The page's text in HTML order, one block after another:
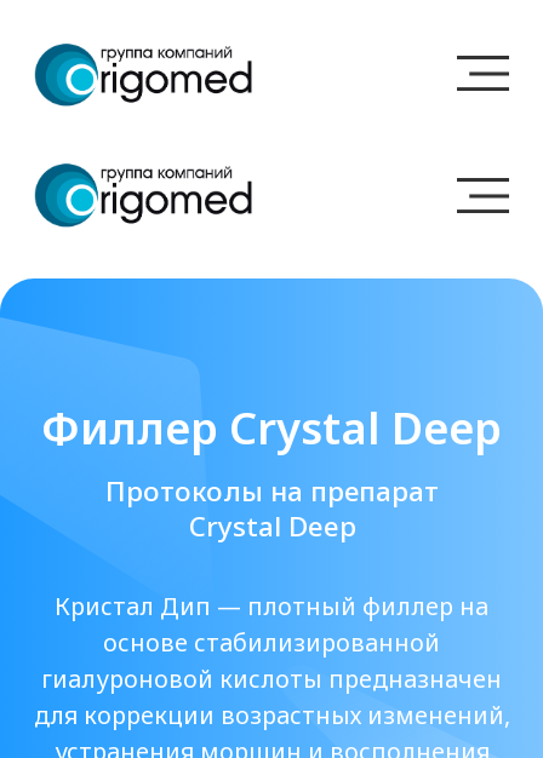
Подробнее
Протоколы на препарат
Crystal Deep
Кристал Дип — плотный филлер на
основе стабилизированной
гиалуроновой кислоты предназначен
для коррекции возрастных изменений,
устранения морщин и восполнения
контурирования овала лица,
моделирования скул и щек, а также
увеличения объема губ и подбородка.